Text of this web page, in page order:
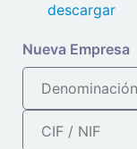
descargar
Nueva Empresa